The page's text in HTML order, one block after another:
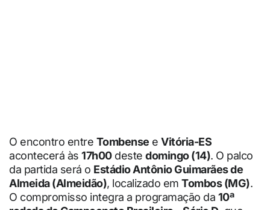
O encontro entre Tombense e Vitória-ES
acontecerá às 17h00deste domingo (14). O palco
da partida será o Estádio Antônio Guimarães de
Almeida (Almeidão), localizado em Tombos (MG).
O compromisso integra a programação da 10ª